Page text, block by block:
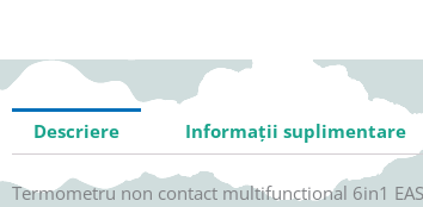
Descriere Informații suplimentare
Termometru non contact multifunctional 6in1